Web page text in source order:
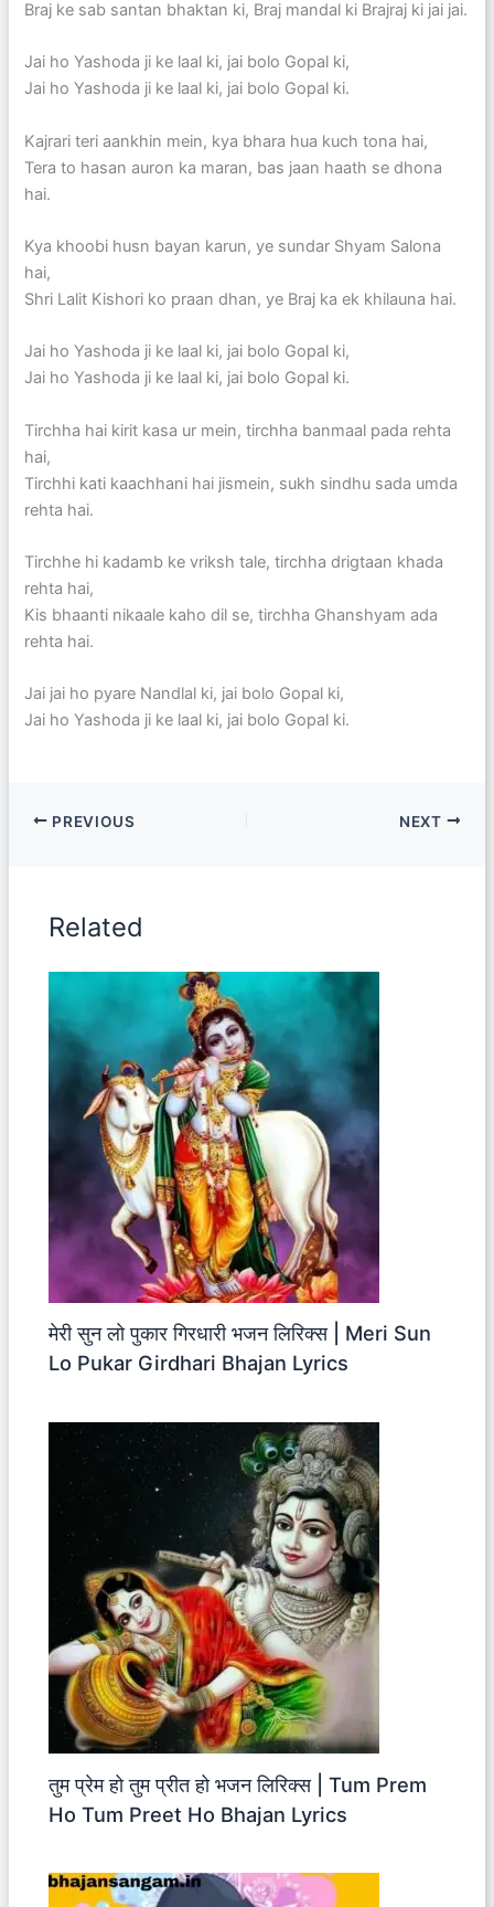
Braj ke sab santan bhaktan ki, Braj mandal ki Brajraj ki jai jai.
Jai ho Yashoda ji ke laal ki, jai bolo Gopal ki,
Jai ho Yashoda ji ke laal ki, jai bolo Gopal ki.
Kajrari teri aankhin mein, kya bhara hua kuch tona hai,
Tera to hasan auron ka maran, bas jaan haath se dhona
hai.
Kya khoobi husn bayan karun, ye sundar Shyam Salona
hai,
Shri Lalit Kishori ko praan dhan, ye Braj ka ek khilauna hai.
Jai ho Yashoda ji ke laal ki, jai bolo Gopal ki,
Jai ho Yashoda ji ke laal ki, jai bolo Gopal ki.
Tirchha hai kirit kasa ur mein, tirchha banmaal pada rehta
hai,
Tirchhi kati kaachhani hai jismein, sukh sindhu sada umda
rehta hai.
Tirchhe hi kadamb ke vriksh tale, tirchha drigtaan khada
rehta hai,
Kis bhaanti nikaale kaho dil se, tirchha Ghanshyam ada
rehta hai.
Jai jai ho pyare Nandlal ki, jai bolo Gopal ki,
Jai ho Yashoda ji ke laal ki, jai bolo Gopal ki.
PREVIOUS NEXT
Related
मेरी सुन लो पुकार गिरधारी भजन लिरिक्स | Meri Sun
Lo Pukar Girdhari Bhajan Lyrics
तुम प्रेम हो तुम प्रीत हो भजन लिरिक्स | Tum Prem
Ho Tum Preet Ho Bhajan Lyrics